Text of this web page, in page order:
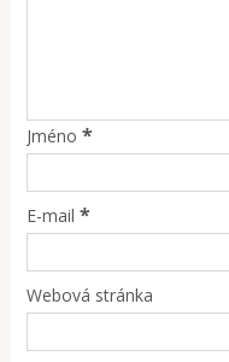
Jméno *
E-mail *
Webová stránka